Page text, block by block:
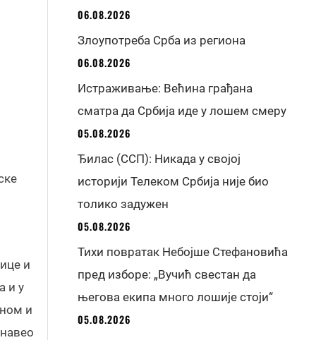
и
и у
и
06.08.2026
Злоупотреба Срба из региона
06.08.2026
Истраживање: Већина грађана
сматра да Србија иде у лошем смеру
05.08.2026
Ђилас (ССП): Никада у својој
историји Телеком Србија није био
толико задужен
05.08.2026
Тихи повратак Небојше Стефановића
пред изборе: „Вучић свестан да
његова екипа много лошије стоји“
05.08.2026